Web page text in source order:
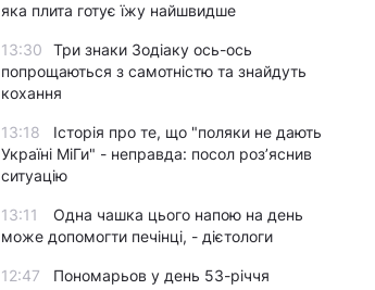
яка плита готує їжу найшвидше
13:30
Три знаки Зодіаку ось-ось
попрощаються з самотністю та знайдуть
кохання
13:18
Історія про те, що "поляки не дають
Україні МіГи" - неправда: посол роз’яснив
ситуацію
13:11
Одна чашка цього напою на день
може допомогти печінці, - дієтологи
12:47
Пономарьов у день 53-річчя